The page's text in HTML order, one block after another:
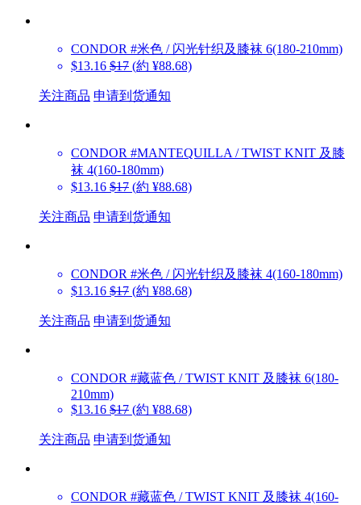
CONDOR #米色 / 闪光针织及膝袜 6(180-210mm)
$13.16 $17 (約 ¥88.68)
关注商品 申请到货通知
CONDOR #MANTEQUILLA / TWIST KNIT 及膝
袜 4(160-180mm)
$13.16 $17 (約 ¥88.68)
关注商品 申请到货通知
CONDOR #米色 / 闪光针织及膝袜 4(160-180mm)
$13.16 $17 (約 ¥88.68)
关注商品 申请到货通知
CONDOR #藏蓝色 / TWIST KNIT 及膝袜 6(180-
210mm)
$13.16 $17 (約 ¥88.68)
关注商品 申请到货通知
CONDOR #藏蓝色 / TWIST KNIT 及膝袜 4(160-